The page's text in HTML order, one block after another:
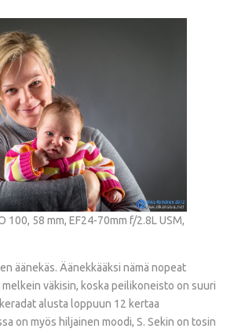
100, 58 mm, EF24-70mm f/2.8L USM,
äänekäs. Äänekkääksi nämä nopeat
väkisin, koska peilikoneisto on suuri
alusta loppuun 12 kertaa
on myös hiljainen moodi, S. Sekin on tosin